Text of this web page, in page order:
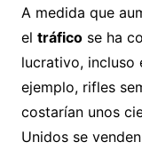
A medida que
el tráficose ha
lucrativo, incluso
ejemplo, rifles
costarían unos
Unidos se